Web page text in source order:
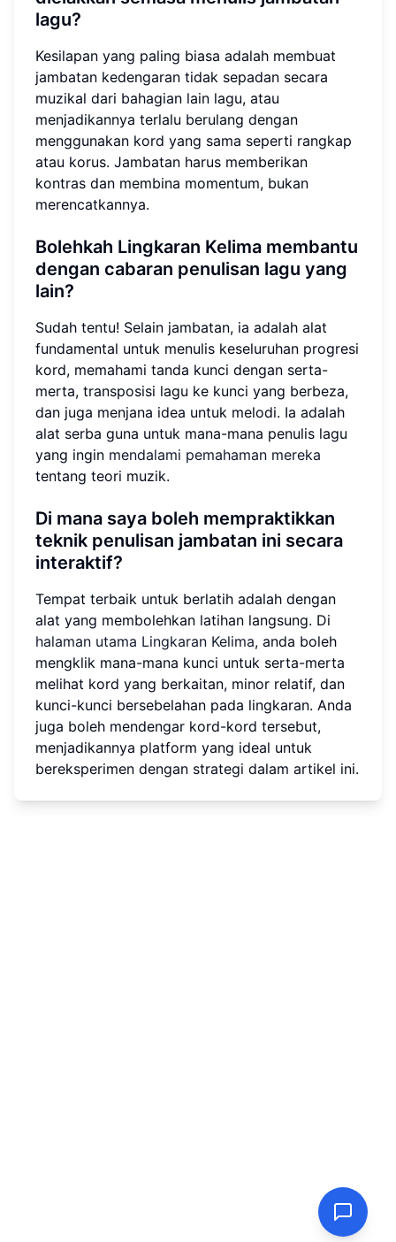
lagu?
Kesilapan yang paling biasa adalah membuat
jambatan kedengaran tidak sepadan secara
muzikal dari bahagian lain lagu, atau
menjadikannya terlalu berulang dengan
menggunakan kord yang sama seperti rangkap
atau korus. Jambatan harus memberikan
kontras dan membina momentum, bukan
merencatkannya.
Bolehkah Lingkaran Kelima membantu
dengan cabaran penulisan lagu yang
lain?
Sudah tentu! Selain jambatan, ia adalah alat
fundamental untuk menulis keseluruhan progresi
kord, memahami tanda kunci dengan serta-
merta, transposisi lagu ke kunci yang berbeza,
dan juga menjana idea untuk melodi. Ia adalah
alat serba guna untuk mana-mana penulis lagu
yang ingin mendalami pemahaman mereka
tentang teori muzik.
Di mana saya boleh mempraktikkan
teknik penulisan jambatan ini secara
interaktif?
Tempat terbaik untuk berlatih adalah dengan
alat yang membolehkan latihan langsung. Di
halaman utama Lingkaran Kelima, anda boleh
mengklik mana-mana kunci untuk serta-merta
melihat kord yang berkaitan, minor relatif, dan
kunci-kunci bersebelahan pada lingkaran. Anda
juga boleh mendengar kord-kord tersebut,
menjadikannya platform yang ideal untuk
bereksperimen dengan strategi dalam artikel ini.